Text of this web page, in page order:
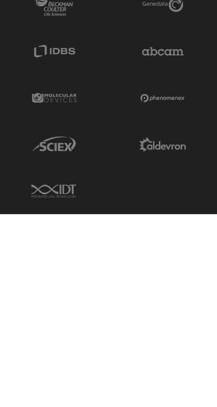
IDBS Link
Molecular Devices Link
Sciex Link
IDT Link